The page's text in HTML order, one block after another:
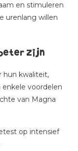
en stimuleren
urenlang willen
zijn
hun kwaliteit,
enkele voordelen
van Magna
op intensief